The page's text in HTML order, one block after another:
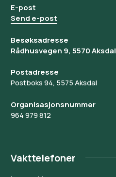
E-post
Send e-post
Besøksadresse
Rådhusvegen 9, 5570 Aksdal
Postadresse
Postboks 94, 5575 Aksdal
Organisasjonsnummer
964 979 812
Vakttelefoner